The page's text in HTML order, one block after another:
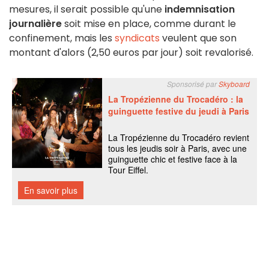
mesures, il serait possible qu'une indemnisation
journalièresoit mise en place, comme durant le
confinement, mais les syndicats veulent que son
montant d'alors (2,50 euros par jour) soit revalorisé.